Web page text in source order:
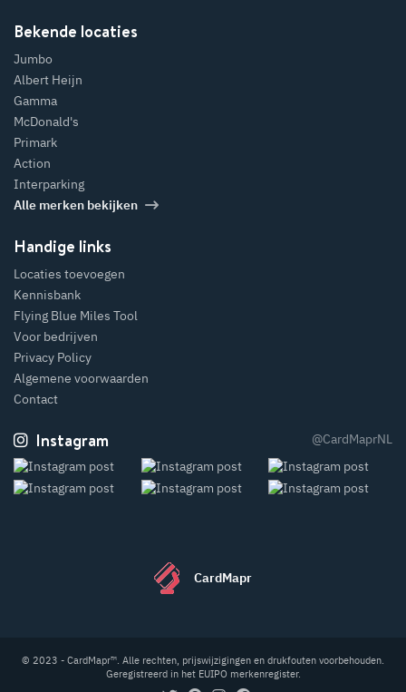
Bekende locaties
Jumbo
Albert Heijn
Gamma
McDonald's
Primark
Action
Interparking
Alle merken bekijken
Handige links
Locaties toevoegen
Kennisbank
Flying Blue Miles Tool
Voor bedrijven
Privacy Policy
Algemene voorwaarden
Contact
Instagram @CardMaprNL
CardMapr
© 2023 - CardMapr™. Alle rechten, prijswijzigingen en drukfouten voorbehouden.
Geregistreerd in het EUIPO merkenregister.